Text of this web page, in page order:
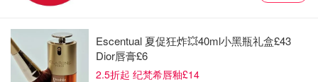
价。
Escentual 夏促狂炸💥40ml小黑瓶礼盒£43
Dior唇膏£6
2.5折起 纪梵希唇釉£14